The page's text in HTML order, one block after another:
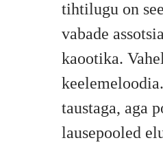
tihtilugu on
vabade
kaootika.
taustaga, aga
lausepooled